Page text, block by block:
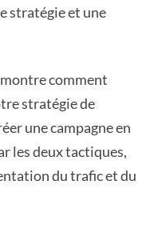
stratégie et une
comment
stratégie de
une campagne en
les deux tactiques,
du trafic et du